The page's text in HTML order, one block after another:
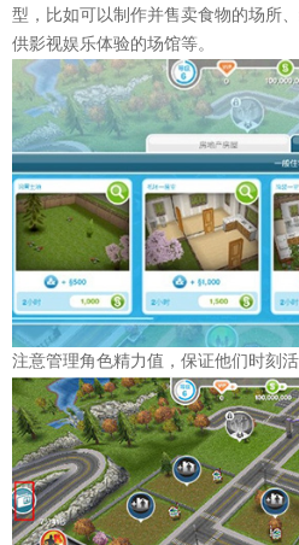
型，比如可以制作并售卖食物的场所
供影视娱乐体验的场馆等。
注意管理角色精力值，保证他们时刻活